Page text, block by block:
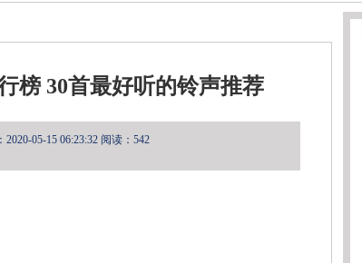
榜 30首最好听的铃声推荐
05-15 06:23:32 阅读：542